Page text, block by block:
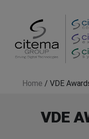
Home / VDE
VDE